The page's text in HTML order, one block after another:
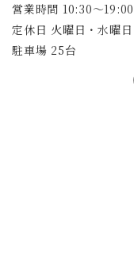
営業時間 10:30～19:00
定休日 火曜日・水曜日
駐車場 25台